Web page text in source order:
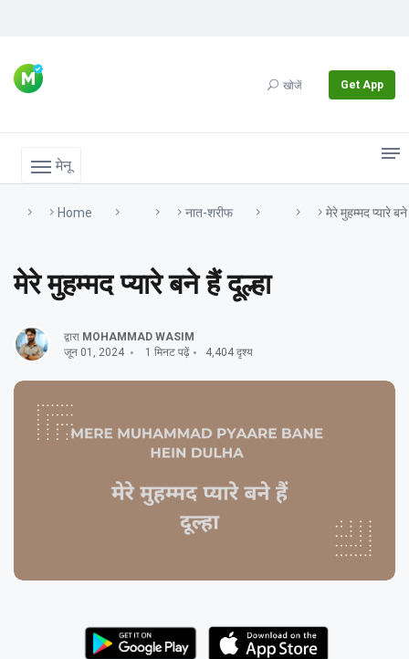
खोजें Get App
मेनू
Home नात-शरीफ मेरे मुहम्मद प्यारे बने
मेरे मुहम्मद प्यारे बने हैं दूल्हा
द्वारा MOHAMMAD WASIM
जून 01, 2024
1 मिनट पढ़ें 4,404 दृश्य